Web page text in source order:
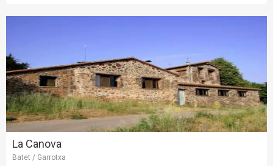
La Canova
Batet / Garrotxa